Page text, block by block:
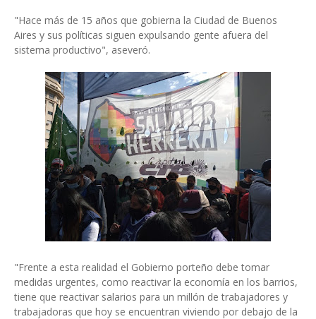
"Hace más de 15 años que gobierna la Ciudad de Buenos
Aires y sus políticas siguen expulsando gente afuera del
sistema productivo", aseveró.
"Frente a esta realidad el Gobierno porteño debe tomar
medidas urgentes, como reactivar la economía en los barrios,
tiene que reactivar salarios para un millón de trabajadores y
trabajadoras que hoy se encuentran viviendo por debajo de la